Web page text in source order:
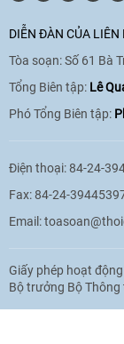
DIỄN ĐÀN CỦA LIÊN
Tòa soạn: Số 61 Bà
Tổng Biên tập: Lê
Phó Tổng Biên tập:
Điện thoại: 84-24-
Fax: 84-24-
Email:
Giấy phép hoạt
Bộ trưởng Bộ Thông